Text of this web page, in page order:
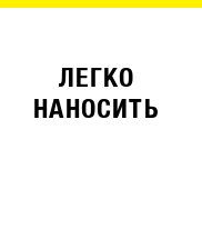
ЛЕГКО
НАНОСИТЬ